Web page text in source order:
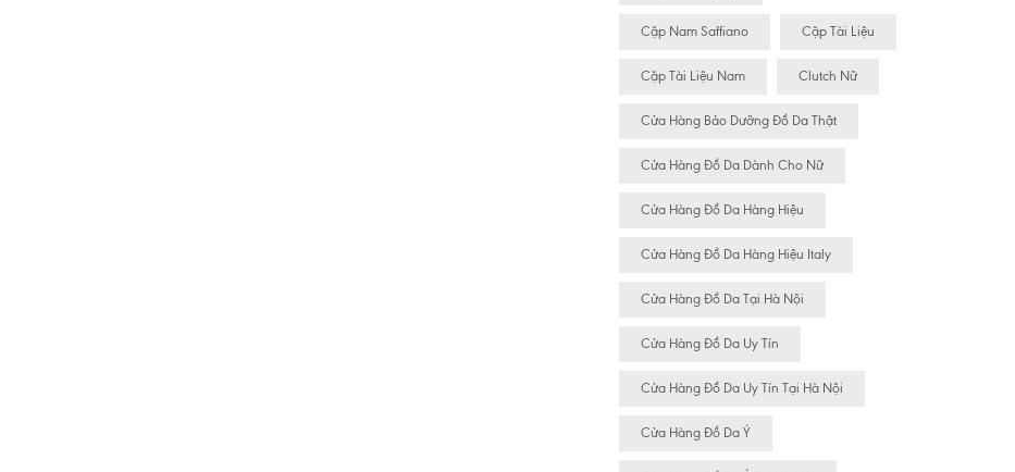
Cặp Nam Saffiano Cặp Tài Liệu
Cặp Tài Liệu Nam Clutch Nữ
Cửa Hàng Bảo Dưỡng Đồ Da Thật
Cửa Hàng Đồ Da Dành Cho Nữ
Cửa Hàng Đồ Da Hàng Hiệu
Cửa Hàng Đồ Da Hàng Hiệu Italy
Cửa Hàng Đồ Da Tại Hà Nội
Cửa Hàng Đồ Da Uy Tín
Cửa Hàng Đồ Da Uy Tín Tại Hà Nội
Cửa Hàng Đồ Da Ý